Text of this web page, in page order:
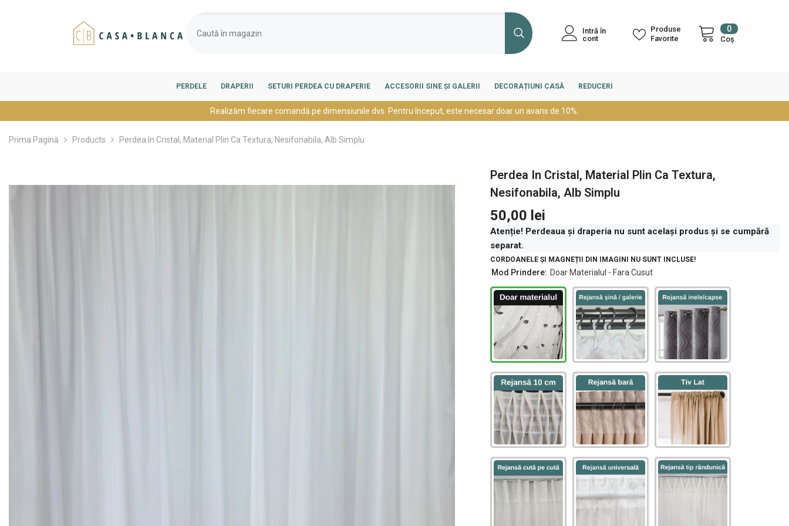
00
articole
Coș
Produse
Favorite
Intră în
cont
PERDELE DRAPERII SETURI PERDEA CU DRAPERIE ACCESORII SINE ȘI GALERII DECORAȚIUNI CASĂ REDUCERI
Realizăm fiecare comandă pe dimensiunile dvs. Pentru început, este necesar doar un avans de 10%.
Prima Pagină Products Perdea In Cristal, Material Plin Ca Textura, Nesifonabila, Alb Simplu
Perdea In Cristal, Material Plin Ca Textura,
Nesifonabila, Alb Simplu
50,00 lei
Atenție! Perdeaua și draperia nu sunt același produs și se cumpără
separat.
CORDOANELE ȘI MAGNEȚII DIN IMAGINI NU SUNT INCLUSE!
Mod Prindere: Doar Materialul - Fara Cusut